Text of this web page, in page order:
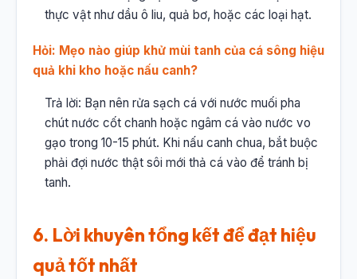
thực vật như dầu ô liu, quả bơ, hoặc các loại hạt.
Hỏi: Mẹo nào giúp khử mùi tanh của cá sông hiệu
quả khi kho hoặc nấu canh?
Trả lời: Bạn nên rửa sạch cá với nước muối pha
chút nước cốt chanh hoặc ngâm cá vào nước vo
gạo trong 10-15 phút. Khi nấu canh chua, bắt buộc
phải đợi nước thật sôi mới thả cá vào để tránh bị
tanh.
6. Lời khuyên tổng kết để đạt hiệu
quả tốt nhất